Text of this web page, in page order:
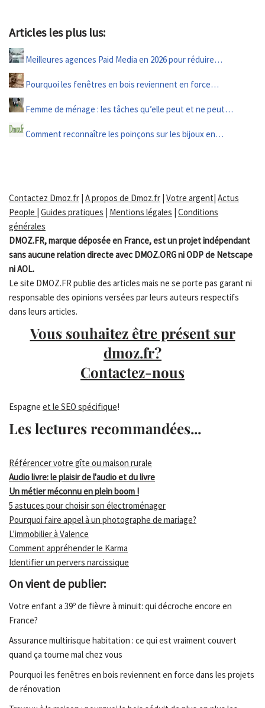
Articles les plus lus:
Meilleures agences Paid Media en 2026 pour réduire…
Pourquoi les fenêtres en bois reviennent en force…
Femme de ménage : les tâches qu’elle peut et ne peut…
Comment reconnaître les poinçons sur les bijoux en…
Contactez Dmoz.fr | A propos de Dmoz.fr | Votre argent| Actus
People | Guides pratiques | Mentions légales | Conditions
générales
DMOZ.FR, marque déposée en France, est un projet indépendant
sans aucune relation directe avec DMOZ.ORG ni ODP de Netscape
ni AOL.
Le site DMOZ.FR publie des articles mais ne se porte pas garant ni
responsable des opinions versées par leurs auteurs respectifs
dans leurs articles.
Vous souhaitez être présent sur
dmoz.fr?
Contactez-nous
Espagne et le SEO spécifique!
Les lectures recommandées...
Référencer votre gîte ou maison rurale
Audio livre: le plaisir de l'audio et du livre
Un métier méconnu en plein boom !
5 astuces pour choisir son électroménager
Pourquoi faire appel à un photographe de mariage?
L'immobilier à Valence
Comment appréhender le Karma
Identifier un pervers narcissique
On vient de publier:
Votre enfant a 39º de fièvre à minuit: qui décroche encore en
France?
Assurance multirisque habitation : ce qui est vraiment couvert
quand ça tourne mal chez vous
Pourquoi les fenêtres en bois reviennent en force dans les projets
de rénovation